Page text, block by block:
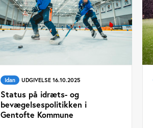
Idan UDGIVELSE 16.10.2025
Status på idræts- og
bevægelsespolitikken i
Gentofte Kommune